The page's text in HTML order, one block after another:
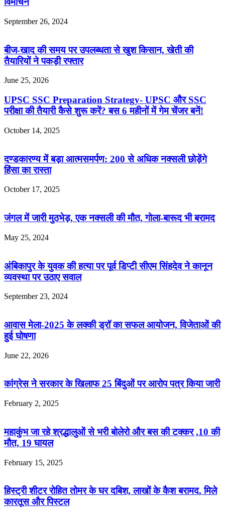
September 26, 2024
बीज-खाद की समय पर उपलब्धता से खुश किसान, खेती की
तैयारियों ने पकड़ी रफ्तार
June 25, 2026
UPSC SSC Preparation Strategy- UPSC और SSC
परीक्षा की तैयारी कैसे शुरू करें? बस 6 महीनों में गेम चेंजर बनें!
October 14, 2025
दण्डकारण्य में बड़ा आत्मसमर्पण: 200 से अधिक नक्सली छोड़ेंगे
हिंसा का रास्ता
October 17, 2025
जंगल में जारी मुठभेड़, एक नक्सली की मौत, गोला-बारूद भी बरामद
May 25, 2024
अंबिकापुर के युवक की हत्या पर पूर्व डिप्टी सीएम सिंहदेव ने कानून
व्यवस्था पर उठाए सवाल
September 23, 2024
आवास मेला-2025 के लक्की ड्रॉ का सफल आयोजन, विजेताओं की
हुई घोषणा
June 22, 2026
कांग्रेस ने सरकार के खिलाफ 25 बिंदुओं पर आरोप पत्र किया जारी
February 2, 2025
महाकुंभ जा रहे श्रद्धालुओं से भरी बोलेरो और बस की टक्कर ,10 की
मौत, 19 घायल
February 15, 2025
हिस्ट्री शीटर रोहित तोमर के घर दबिश, लाखों के कैश बरामद, मिले
कारतूस और पिस्टल